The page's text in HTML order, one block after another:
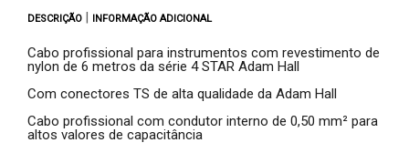
DESCRIÇÃO | INFORMAÇÃO ADICIONAL
Cabo profissional para instrumentos com revestimento de
nylon de 6 metros da série 4 STAR Adam Hall
Com conectores TS de alta qualidade da Adam Hall
Cabo profissional com condutor interno de 0,50 mm² para
altos valores de capacitância